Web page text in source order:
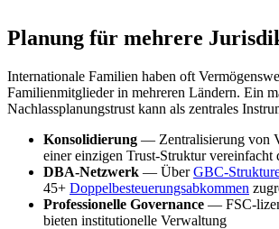
Planung für mehrere
Internationale Familien haben oft
Familienmitglieder in mehreren Ländern. Ein
Nachlassplanungstrust kann als zentrales
Konsolidierung — Zentralisierung von
einer einzigen Trust-Struktur vereinfacht
DBA-Netzwerk — ÜberGBC-
45+ Doppelbesteuerungsabkommen
Professionelle Governance — FSC-
bieten institutionelle Verwaltung